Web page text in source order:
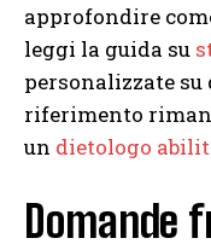
approfondire
leggi la guida su
personalizzate su
riferimento
un dietologo
Domande